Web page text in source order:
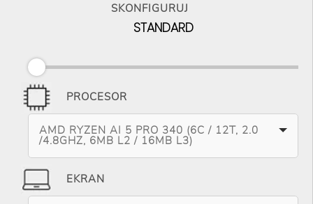
SKONFIGURUJ
STANDARD
PROCESOR
AMD RYZEN AI 5 PRO 340 (6C / 12T, 2.0
/4.8GHZ, 6MB L2 / 16MB L3)
EKRAN